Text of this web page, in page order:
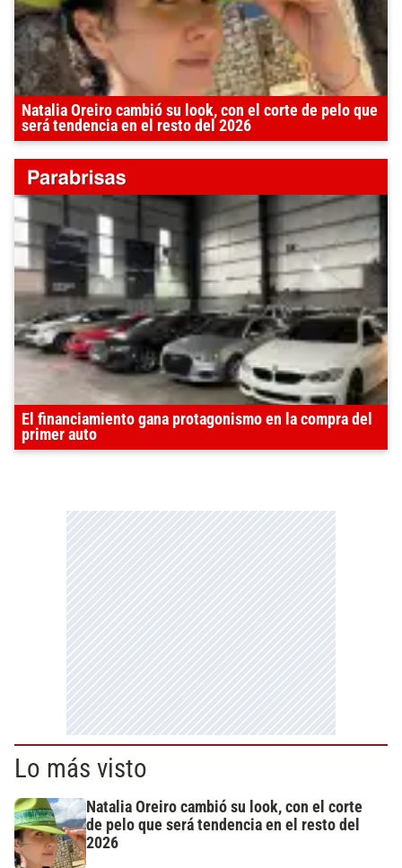
Natalia Oreiro cambió su look, con el corte de pelo que
será tendencia en el resto del 2026
El financiamiento gana protagonismo en la compra del
primer auto
Lo más visto
Natalia Oreiro cambió su look, con el corte
de pelo que será tendencia en el resto del
2026